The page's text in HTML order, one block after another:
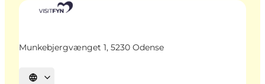
Munkebjergvænget 1, 5230 Odense
Vælg sprog